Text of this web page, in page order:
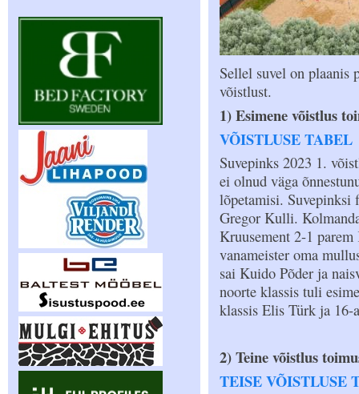
Sellel suvel on
võistlust.
1) Esimene võistlus
VÕISTLUSE TABEL
Suvepinks 2023 1.
ei olnud väga
lõpetamisi. Suvepinksi
Gregor Kulli.
Kruusement 2-1
vanameister oma
sai Kuido Põder ja
noorte klassis tuli
klassis Elis Türk ja 16-
2) Teine võistlus
TEISE VÕISTLUSE